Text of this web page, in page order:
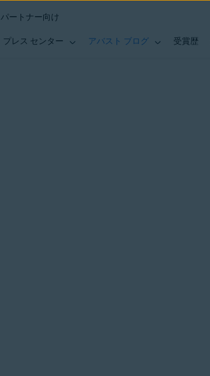
パートナー向け
プレス センター アバスト ブログ 受賞歴